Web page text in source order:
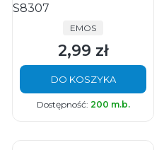
S8307
PRODUCENT
EMOS
Cena
2,99 zł
DO KOSZYKA
Dostępność: 200 m.b.